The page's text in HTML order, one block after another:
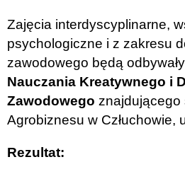
Zajęcia interdyscyplinarne,
psychologiczne i z zakresu
zawodowego będą
Nauczania Kreatywnego i
Zawodowego znajdującego
Agrobiznesu w Człuchowie,
Rezultat: